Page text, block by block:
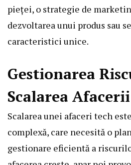
pieței, o strategie de
dezvoltarea unui produs sau
caracteristici unice.
Gestionarea
Scalarea Afacerii
Scalarea unei afaceri tech
complexă, care necesită o
gestionare eficientă a